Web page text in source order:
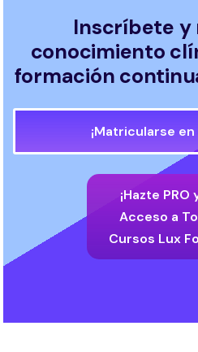
Inscríbete y
conocimiento
formación
¡Matricularse
¡Hazte PRO
Acceso a
Cursos Lux